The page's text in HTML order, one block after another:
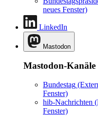
neues Fenster)
LinkedIn
Mastodon
Mastodon-Kanäle
Bundestag
Fenster)
hib-Nachrichten
Fenster)